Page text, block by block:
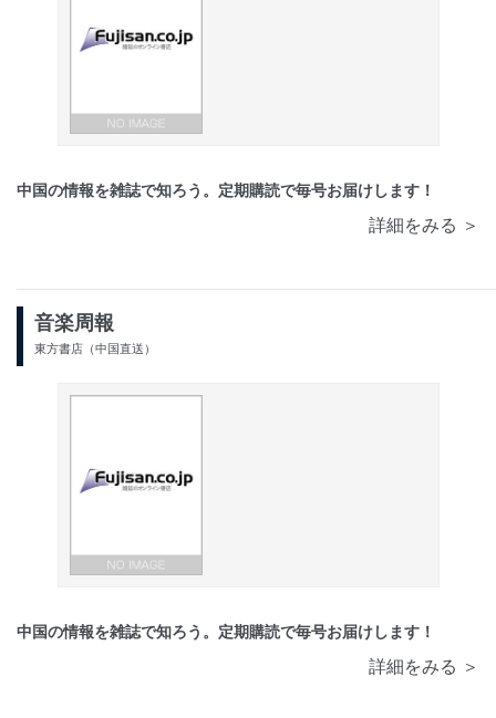
中国の情報を雑誌で知ろう。定期購読で毎号お届けします！
詳細をみる ＞
音楽周報
東方書店（中国直送）
中国の情報を雑誌で知ろう。定期購読で毎号お届けします！
詳細をみる ＞